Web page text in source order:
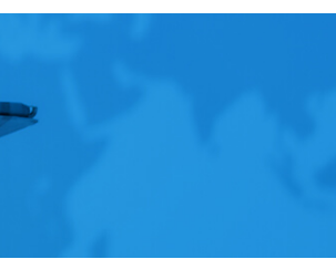
2022 製品コンクールにおきまして